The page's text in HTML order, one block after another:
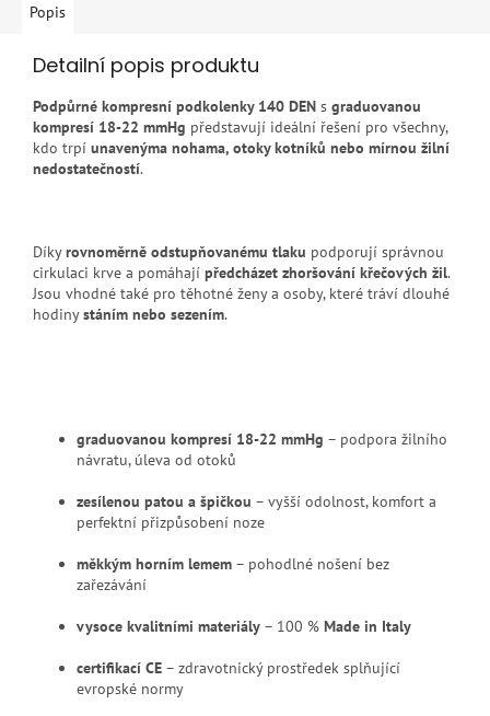
Popis
Detailní popis produktu
Podpůrné kompresní podkolenky 140 DEN s graduovanou
kompresí 18-22 mmHg představují ideální řešení pro všechny,
kdo trpí unavenýma nohama, otoky kotníků nebo mírnou žilní
nedostatečností.
Díkyrovnoměrně odstupňovanému tlaku podporují správnou
cirkulaci krve a pomáhají předcházet zhoršování křečových žil.
Jsou vhodné také pro těhotné ženy a osoby, které tráví dlouhé
hodinystáním nebo sezením.
graduovanou kompresí 18-22 mmHg – podpora žilního
návratu, úleva od otoků
zesílenou patou a špičkou – vyšší odolnost, komfort a
perfektní přizpůsobení noze
měkkým horním lemem – pohodlné nošení bez
zařezávání
vysoce kvalitními materiály – 100 % Made in Italy
certifikací CE – zdravotnický prostředek splňující
evropské normy